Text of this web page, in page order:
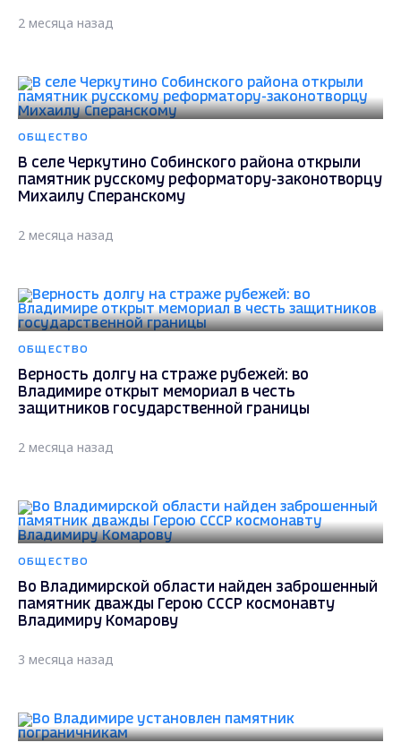
2 месяца назад
ОБЩЕСТВО
В селе Черкутино Собинского района открыли
памятник русскому реформатору-законотворцу
Михаилу Сперанскому
2 месяца назад
ОБЩЕСТВО
Верность долгу на страже рубежей: во
Владимире открыт мемориал в честь
защитников государственной границы
2 месяца назад
ОБЩЕСТВО
Во Владимирской области найден заброшенный
памятник дважды Герою СССР космонавту
Владимиру Комарову
3 месяца назад